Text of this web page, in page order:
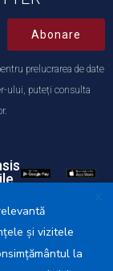
Abonare
prelucrarea de date
ului, puteți consulta
X
și vizitele
la